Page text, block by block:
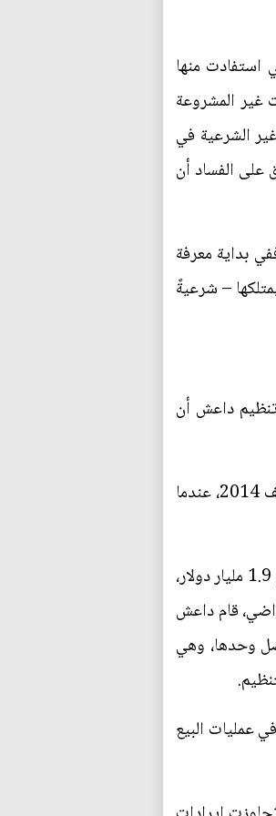
استفادت منها
غير المشروعة
الشرعية في
على الفساد أن
بداية معرفة
– شرعيةً
هو الاستيلاء على الأراضي. فحتى عام 2013، استطاع تنظيم داعش أن
لكن في عامي 2013 و2014، استولى التنظيم على مساحاتٍ شاسعة من الأراضي شرقي سوريا وشمالي العراق. وبحلول منتصف 2014، عندما
وازداد تمويل التنظيم بشدة. ففي عام 2014، ارتفعت ميزانيته، وفقاً لدراسة كلٍ من كلية كينجز لندن وشركة وإرنست ويونغ، إلى 1.9 مليار دولار،
على الأراضي، قام داعش
وحدها، وهي
عمليات البيع